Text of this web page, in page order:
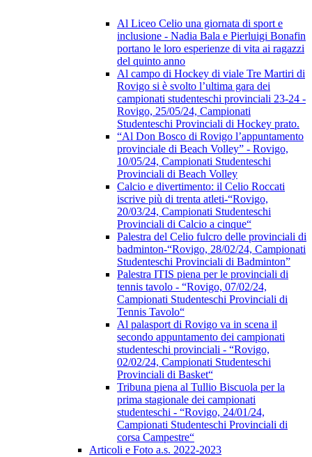
Al Liceo Celio una giornata di sport e
inclusione - Nadia Bala e Pierluigi Bonafin
portano le loro esperienze di vita ai ragazzi
del quinto anno
Al campo di Hockey di viale Tre Martiri di
Rovigo si è svolto l’ultima gara dei
campionati studenteschi provinciali 23-24 -
Rovigo, 25/05/24, Campionati
Studenteschi Provinciali di Hockey prato.
“Al Don Bosco di Rovigo l’appuntamento
provinciale di Beach Volley” - Rovigo,
10/05/24, Campionati Studenteschi
Provinciali di Beach Volley
Calcio e divertimento: il Celio Roccati
iscrive più di trenta atleti-“Rovigo,
20/03/24, Campionati Studenteschi
Provinciali di Calcio a cinque“
Palestra del Celio fulcro delle provinciali di
badminton-“Rovigo, 28/02/24, Campionati
Studenteschi Provinciali di Badminton”
Palestra ITIS piena per le provinciali di
tennis tavolo - “Rovigo, 07/02/24,
Campionati Studenteschi Provinciali di
Tennis Tavolo“
Al palasport di Rovigo va in scena il
secondo appuntamento dei campionati
studenteschi provinciali - “Rovigo,
02/02/24, Campionati Studenteschi
Provinciali di Basket“
Tribuna piena al Tullio Biscuola per la
prima stagionale dei campionati
studenteschi - “Rovigo, 24/01/24,
Campionati Studenteschi Provinciali di
corsa Campestre“
Articoli e Foto a.s. 2022-2023